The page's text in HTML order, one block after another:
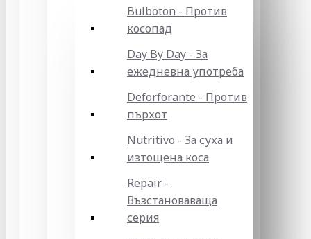
Bulboton - Против
косопад
Day By Day - За
ежедневна употреба
Deforforante - Против
пърхот
Nutritivo - За суха и
изтощена коса
Repair -
Възстановаваща
серия